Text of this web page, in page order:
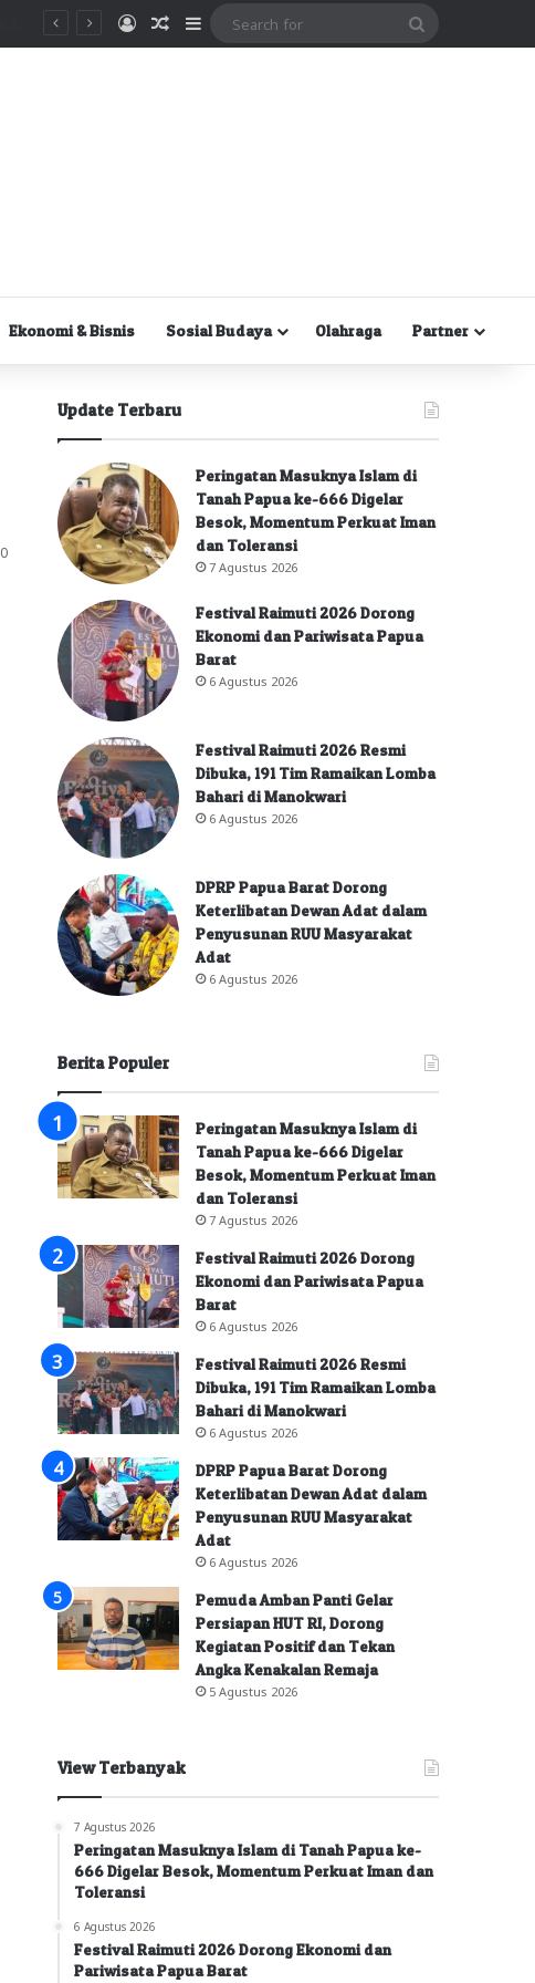
MasukRandom Article
Sidebar
Ekonomi & Bisnis Sosial Budaya Olahraga Partner
0
Update Terbaru
Peringatan Masuknya Islam di
Tanah Papua ke-666 Digelar
Besok, Momentum Perkuat Iman
dan Toleransi
7 Agustus 2026
Festival Raimuti 2026 Dorong
Ekonomi dan Pariwisata Papua
Barat
6 Agustus 2026
Festival Raimuti 2026 Resmi
Dibuka, 191 Tim Ramaikan Lomba
Bahari di Manokwari
6 Agustus 2026
DPRP Papua Barat Dorong
Keterlibatan Dewan Adat dalam
Penyusunan RUU Masyarakat
Adat
6 Agustus 2026
Berita Populer
Peringatan Masuknya Islam di
Tanah Papua ke-666 Digelar
Besok, Momentum Perkuat Iman
dan Toleransi
7 Agustus 2026
Festival Raimuti 2026 Dorong
Ekonomi dan Pariwisata Papua
Barat
6 Agustus 2026
Festival Raimuti 2026 Resmi
Dibuka, 191 Tim Ramaikan Lomba
Bahari di Manokwari
6 Agustus 2026
DPRP Papua Barat Dorong
Keterlibatan Dewan Adat dalam
Penyusunan RUU Masyarakat
Adat
6 Agustus 2026
Pemuda Amban Panti Gelar
Persiapan HUT RI, Dorong
Kegiatan Positif dan Tekan
Angka Kenakalan Remaja
5 Agustus 2026
View Terbanyak
7 Agustus 2026
Peringatan Masuknya Islam di Tanah Papua ke-
666 Digelar Besok, Momentum Perkuat Iman dan
Toleransi
6 Agustus 2026
Festival Raimuti 2026 Dorong Ekonomi dan
Pariwisata Papua Barat